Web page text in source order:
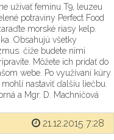
užívať feminu T9, leuzeu
potraviny Perfect Food
morské riasy kelp.
Obsahujú všetky
čiže budete nimi
Môžete ich pridať do
webe. Po využívaní kúry
nastaviť ďalšiu liečbu.
a Mgr. D. Machničová
21.12.2015 7:28